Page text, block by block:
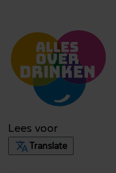
Lees voor
Translate